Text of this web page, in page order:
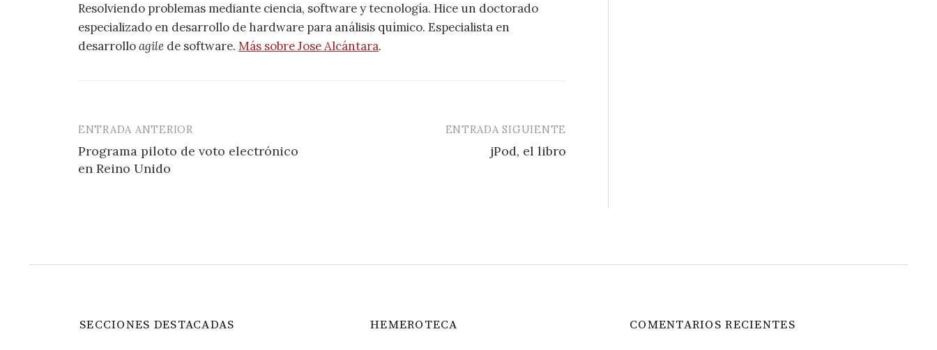
Resolviendo problemas mediante ciencia, software y tecnología. Hice un doctorado
especializado en desarrollo de hardware para análisis químico. Especialista en
desarrolloagile de software. Más sobre Jose Alcántara.
Navegación
de
ENTRADA ANTERIOR
Programa piloto de voto electrónico
en Reino Unido
ENTRADA SIGUIENTE
jPod, el libro
SECCIONES DESTACADAS HEMEROTECA COMENTARIOS RECIENTES